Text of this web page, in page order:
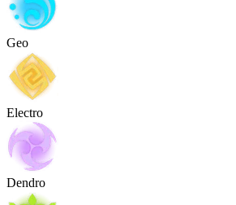
Geo
Electro
Dendro